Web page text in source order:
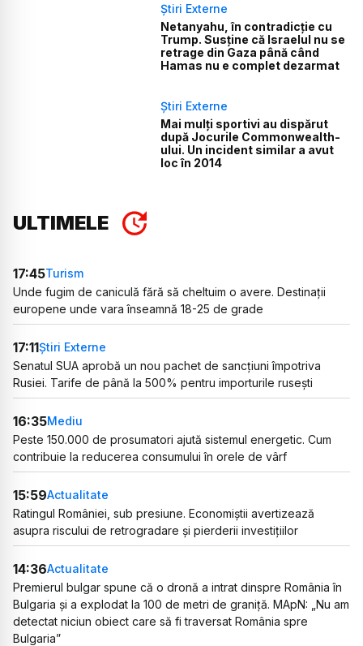
Știri Externe
Netanyahu, în contradicție cu
Trump. Susține că Israelul nu se
retrage din Gaza până când
Hamas nu e complet dezarmat
Știri Externe
Mai mulți sportivi au dispărut
după Jocurile Commonwealth-
ului. Un incident similar a avut
loc în 2014
ULTIMELE
17:45Turism
Unde fugim de caniculă fără să cheltuim o avere. Destinații
europene unde vara înseamnă 18-25 de grade
17:11Știri Externe
Senatul SUA aprobă un nou pachet de sancțiuni împotriva
Rusiei. Tarife de până la 500% pentru importurile rusești
16:35Mediu
Peste 150.000 de prosumatori ajută sistemul energetic. Cum
contribuie la reducerea consumului în orele de vârf
15:59Actualitate
Ratingul României, sub presiune. Economiștii avertizează
asupra riscului de retrogradare și pierderii investițiilor
14:36Actualitate
Premierul bulgar spune că o dronă a intrat dinspre România în
Bulgaria și a explodat la 100 de metri de graniță. MApN: „Nu am
detectat niciun obiect care să fi traversat România spre
Bulgaria”